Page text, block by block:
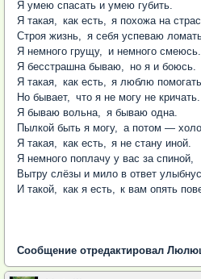
Я умею спасать и умею губить.
Я такая, как есть, я похожа на
Строя жизнь, я себя успеваю
Я немного грущу, и немного смеюсь.
Я бесстрашна бываю, но я и боюсь.
Я такая, как есть, я люблю
Но бывает, что я не могу не кричать.
Я бываю вольна, я бываю одна.
Пылкой быть я могу, а потом —
Я такая, как есть, я не стану иной.
Я немного поплачу у вас за спиной,
Вытру слёзы и мило в ответ
И такой, как я есть, к вам опять
Сообщение отредактировал